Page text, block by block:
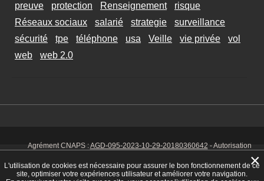
preuve
protection Renseignement
risque
Réseaux sociaux
salarié strategie
surveillance
sécurité
tpe téléphone usa Veille vie privée
vol
web
web 2.0
Agrément CNAPS :AGD-095-2023-10-29-20180360642 - Autorisation
925 00038 - Code NAF 8030 Z -Mentions Légales-CookiesTél. : 06 14
01 75 32
L'utilisation de cookies est nécessaire pour assurer le bon fonctionnement de ce
site, optimiser votre expériences utilisateur et améliorer votre navigation.
×